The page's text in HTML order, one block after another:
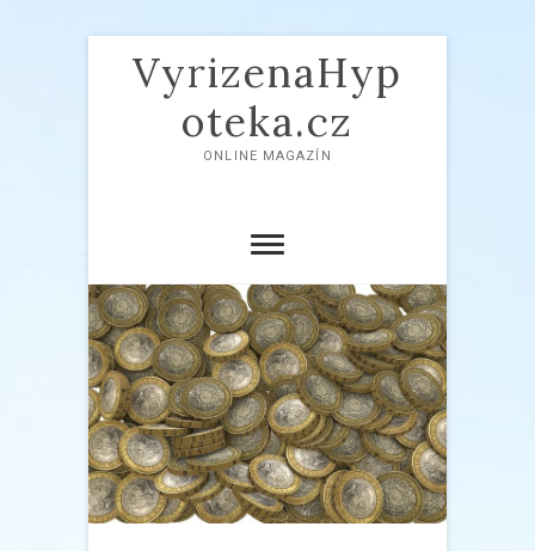
VyrizenaHyp
oteka.cz
ONLINE MAGAZÍN